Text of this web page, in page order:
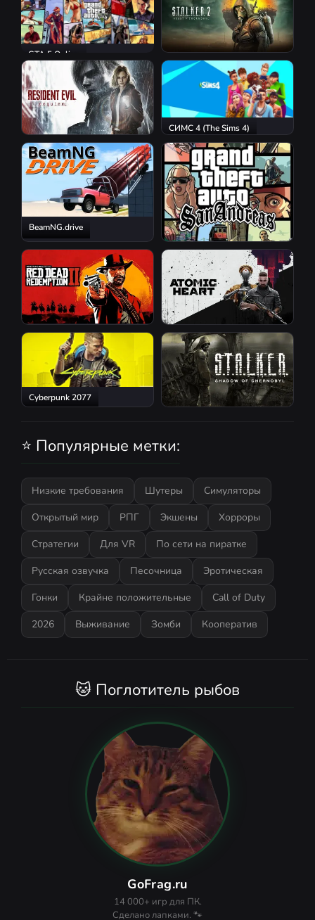
GTA 5 Online
S.T.A.L.K.E.R. 2: Heart of
Chornobyl
Resident Evil Requiem
СИМС 4 (The Sims 4)
BeamNG.drive
GTA San Andreas
Red Dead Redemption 2 Atomic Heart
Cyberpunk 2077
⭐ Популярные метки:
Низкие требования Шутеры
Симуляторы
Открытый мир
РПГ Экшены
Хорроры
Стратегии
Для VR
По сети на пиратке
Русская озвучка
Песочница
Эротическая
Гонки
Крайне положительные
Call of Duty
2026
Выживание Зомби Кооператив
🐱 Поглотитель рыбов
GoFrag.ru
14 000+ игр для ПК.
Сделано лапками. 🐾